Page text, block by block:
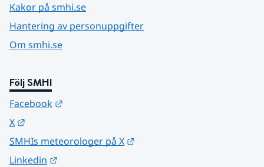
Kakor på smhi.se
Hantering av personuppgifter
Om smhi.se
Följ SMHI
Facebook
X
SMHIs meteorologer på X
Linkedin